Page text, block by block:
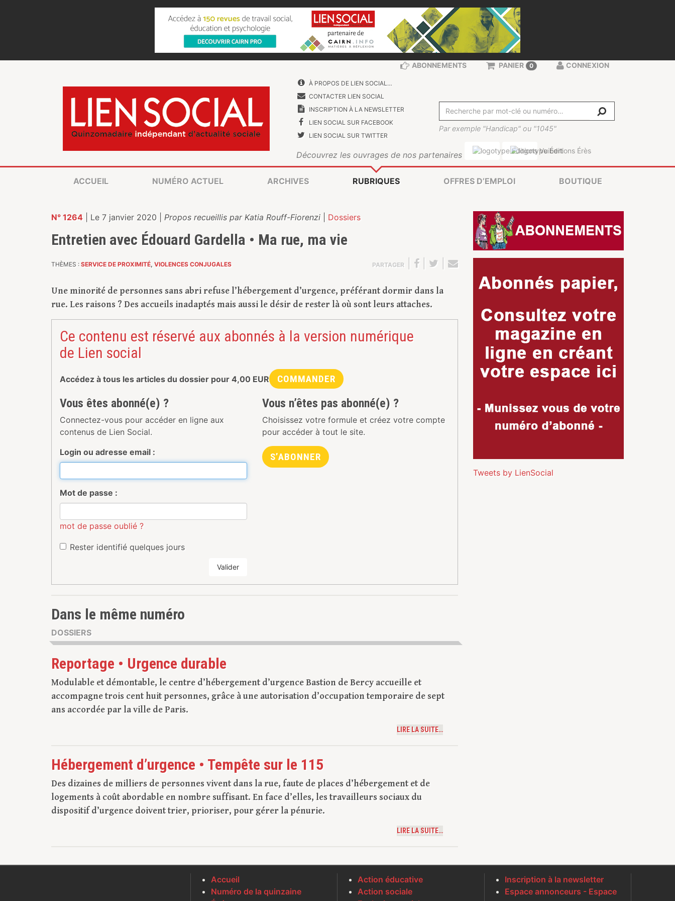
À PROPOS DE LIEN SOCIAL…
CONTACTER LIEN SOCIAL
INSCRIPTION À LA NEWSLETTER
LIEN SOCIAL SUR FACEBOOK
LIEN SOCIAL SUR TWITTER
Par exemple "Handicap" ou "1045"
Découvrez les ouvrages de nos partenaires
ABONNEMENTS PANIER 0 CONNEXION
ACCUEIL NUMÉRO ACTUEL ARCHIVES RUBRIQUES OFFRES D’EMPLOI BOUTIQUE
N° 1264 | Le 7 janvier 2020 | Propos recueillis par Katia Rouff-Fiorenzi Dossiers
Entretien avec Édouard Gardella • Ma rue, ma vie
THÈMES : SERVICE DE PROXIMITÉ, VIOLENCES CONJUGALES PARTAGER
Une minorité de personnes sans abri refuse l’hébergement d’urgence, préférant dormir dans la
rue. Les raisons ? Des accueils inadaptés mais aussi le désir de rester là où sont leurs attaches.
Ce contenu est réservé aux abonnés à la version numérique
de Lien social
Accédez à tous les articles du dossier pour 4,00 EUR COMMANDER
Vous êtes abonné(e) ?
Connectez-vous pour accéder en ligne aux
contenus de Lien Social.
Login ou adresse email :
Mot de passe :
mot de passe oublié ?
Rester identifié quelques jours
Valider
Vous n’êtes pas abonné(e) ?
Choisissez votre formule et créez votre compte
pour accéder à tout le site.
S’ABONNER
Dans le même numéro
DOSSIERS
Reportage • Urgence durable
Modulable et démontable, le centre d’hébergement d’urgence Bastion de Bercy accueille et
accompagne trois cent huit personnes, grâce à une autorisation d’occupation temporaire de sept
ans accordée par la ville de Paris.
LIRE LA SUITE…
Hébergement d’urgence • Tempête sur le 115
Des dizaines de milliers de personnes vivent dans la rue, faute de places d’hébergement et de
logements à coût abordable en nombre suffisant. En face d’elles, les travailleurs sociaux du
dispositif d’urgence doivent trier, prioriser, pour gérer la pénurie.
LIRE LA SUITE…
Tweets by LienSocial
Accueil
Numéro de la quinzaine
Action éducative
Action sociale
Inscription à la newsletter
Espace annonceurs - Espace